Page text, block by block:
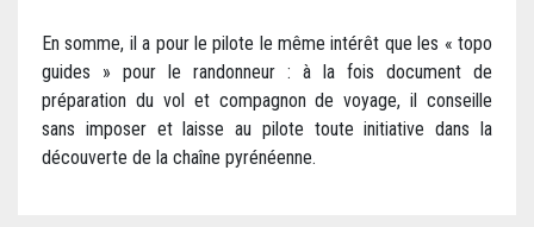
En somme, il a pour le pilote le même intérêt que les « topo
guides » pour le randonneur : à la fois document de
préparation du vol et compagnon de voyage, il conseille
sans imposer et laisse au pilote toute initiative dans la
découverte de la chaîne pyrénéenne.